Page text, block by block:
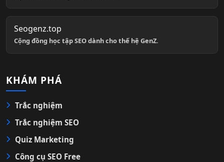
Seogenz.top
Cộng đồng học tập SEO dành cho thế hệ GenZ.
KHÁM PHÁ
Trắc nghiệm
Trắc nghiệm SEO
Quiz Marketing
Công cụ SEO Free